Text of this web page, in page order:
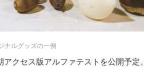
ナルグッズの一例
クセス版アルファテストを公開予定。